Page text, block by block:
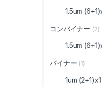
1.5um (6+1)
コンバイナー (2)
1.5um (6+1)
バイナー (1)
1um (2+1)